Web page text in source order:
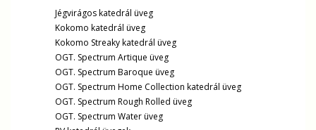
Jégvirágos katedrál üveg
Kokomo katedrál üveg
Kokomo Streaky katedrál üveg
OGT. Spectrum Artique üveg
OGT. Spectrum Baroque üveg
OGT. Spectrum Home Collection katedrál üveg
OGT. Spectrum Rough Rolled üveg
OGT. Spectrum Water üveg